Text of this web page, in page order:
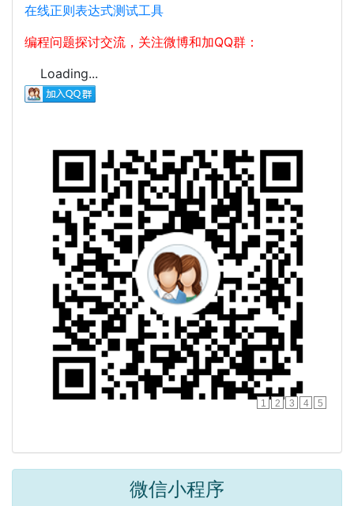
在线正则表达式测试工具
编程问题探讨交流，关注微博和加QQ群：
Loading...
1 2 3 4 5
微信小程序